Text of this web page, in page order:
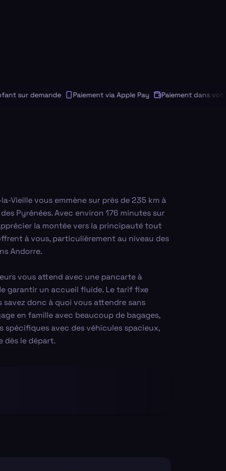
demande Paiement via Apple Pay Paiement dans votre
Vieille vous emmène sur près de 235 km à
Pyrénées. Avec environ 176 minutes sur
la montée vers la principauté tout
à vous, particulièrement au niveau des
Andorre.
vous attend avec une pancarte à
garantir un accueil fluide. Le tarif fixe
donc à quoi vous attendre sans
en famille avec beaucoup de bagages,
spécifiques avec des véhicules spacieux,
dès le départ.